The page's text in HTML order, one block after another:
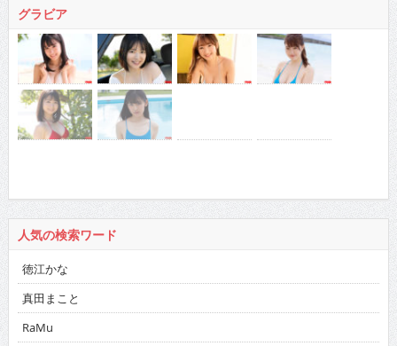
グラビア
人気の検索ワード
徳江かな
真田まこと
RaMu